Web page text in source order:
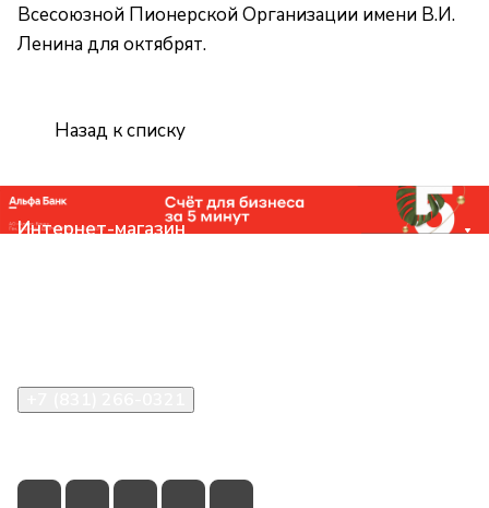
Всесоюзной Пионерской Организации имени В.И.
Ленина для октябрят.
Назад к списку
Интернет-магазин